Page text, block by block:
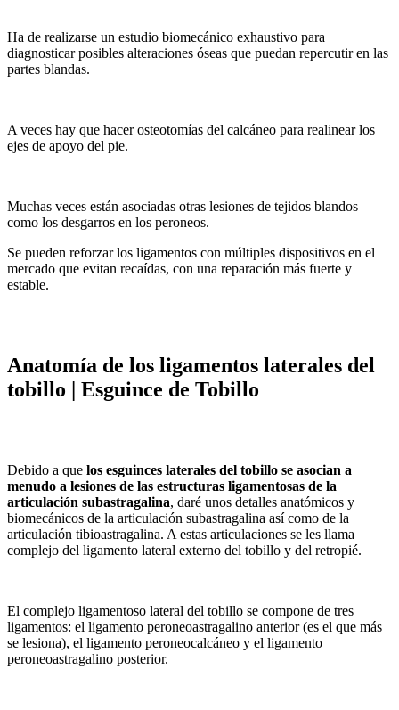
Ha de realizarse un estudio biomecánico exhaustivo para
diagnosticar posibles alteraciones óseas que puedan repercutir en las
partes blandas.
A veces hay que hacer osteotomías del calcáneo para realinear los
ejes de apoyo del pie.
Muchas veces están asociadas otras lesiones de tejidos blandos
como los desgarros en los peroneos.
Se pueden reforzar los ligamentos con múltiples dispositivos en el
mercado que evitan recaídas, con una reparación más fuerte y
estable.
Anatomía de los ligamentos laterales del
tobillo | Esguince de Tobillo
Debido a que los esguinces laterales del tobillo se asocian a
menudo a lesiones de las estructuras ligamentosas de la
articulación subastragalina, daré unos detalles anatómicos y
biomecánicos de la articulación subastragalina así como de la
articulación tibioastragalina. A estas articulaciones se les llama
complejo del ligamento lateral externo del tobillo y del retropié.
El complejo ligamentoso lateral del tobillo se compone de tres
ligamentos: el ligamento peroneoastragalino anterior (es el que más
se lesiona), el ligamento peroneocalcáneo y el ligamento
peroneoastragalino posterior.